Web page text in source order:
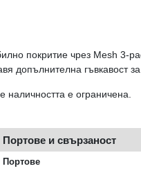
покритие чрез Mesh
допълнителна гъвкавост
е ограничена.
Портове и свързаност
Портове